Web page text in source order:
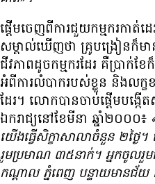
ផ្ដើម​ចេញ​ពី​ការ​ជួយ​កម្មករ​កា
សម្គាល់​ឃើញ​ថា គ្រូ​បង្រៀន​ក៏​មា
ជីវភាព​ដូច​កម្មករ​ដែរ គឺ​ប្រាក់​
អំពី​ការ​លំបាក​របស់​ខ្លួន និង​លក្ខ
ដែរ។ លោក​បាន​ចាប់​ផ្ដើម​បង្កើ
ឯករាជ្យ​នៅ​ខែ​មីនា ឆ្នាំ​២០០០៖
យើង​ធ្វើ​សិក្ខា​សាលា​ចំនួន ២​ថ្ងៃ
រួម​ប្រមាណ ៣៥​នាក់។ អ្នក​ចូល​រួម​
កណ្ដាល ភ្នំពេញ បន្ទាយមានជ័យ